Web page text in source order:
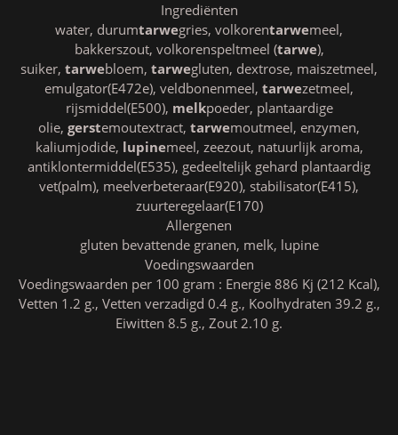
Ingrediënten
water, durumtarwegries, volkorentarwemeel,
bakkerszout, volkorenspeltmeel (tarwe),
suiker, tarwebloem, tarwegluten, dextrose, maiszetmeel,
emulgator(E472e), veldbonenmeel, tarwezetmeel,
rijsmiddel(E500), melkpoeder, plantaardige
olie, gerstemoutextract, tarwemoutmeel, enzymen,
kaliumjodide, lupinemeel, zeezout, natuurlijk aroma,
antiklontermiddel(E535), gedeeltelijk gehard plantaardig
vet(palm), meelverbeteraar(E920), stabilisator(E415),
zuurteregelaar(E170)
Allergenen
gluten bevattende granen, melk, lupine
Voedingswaarden
Voedingswaarden per 100 gram : Energie 886 Kj (212 Kcal),
Vetten 1.2 g., Vetten verzadigd 0.4 g., Koolhydraten 39.2 g.,
Eiwitten 8.5 g., Zout 2.10 g.